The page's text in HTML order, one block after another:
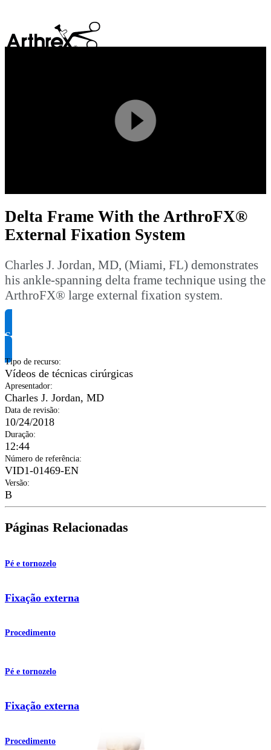
Play
Video
Delta Frame With the ArthroFX®
External Fixation System
Charles J. Jordan, MD, (Miami, FL) demonstrates
his ankle-spanning delta frame technique using the
ArthroFX® large external fixation system.
Solicite informação do produto
Tipo de recurso:
Vídeos de técnicas cirúrgicas
Apresentador:
Charles J. Jordan, MD
Data de revisão:
10/24/2018
Duração:
12:44
Número de referência:
VID1-01469-EN
Versão:
B
Páginas Relacionadas
Pé e tornozelo
Fixação externa
Procedimento
Pé e tornozelo
Fixação externa
Procedimento